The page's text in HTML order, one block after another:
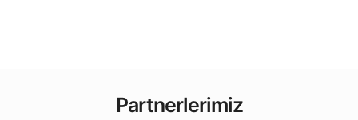
Partnerlerimiz